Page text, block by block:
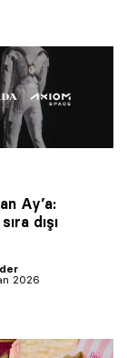
Ay’a:
dışı
2026